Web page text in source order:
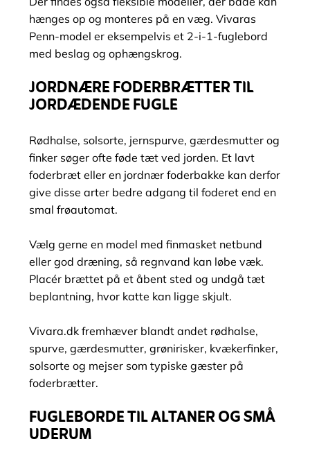
hænges op og monteres på en væg. Vivaras
Penn-model er eksempelvis et 2-i-1-fuglebord
med beslag og ophængskrog.
JORDNÆRE FODERBRÆTTER TIL
JORDÆDENDE FUGLE
Rødhalse, solsorte, jernspurve, gærdesmutter og
finker søger ofte føde tæt ved jorden. Et lavt
foderbræt eller en jordnær foderbakke kan derfor
give disse arter bedre adgang til foderet end en
smal frøautomat.
Vælg gerne en model med finmasket netbund
eller god dræning, så regnvand kan løbe væk.
Placér brættet på et åbent sted og undgå tæt
beplantning, hvor katte kan ligge skjult.
Vivara.dk fremhæver blandt andet rødhalse,
spurve, gærdesmutter, grønirisker, kvækerfinker,
solsorte og mejser som typiske gæster på
foderbrætter.
FUGLEBORDE TIL ALTANER OG SMÅ
UDERUM